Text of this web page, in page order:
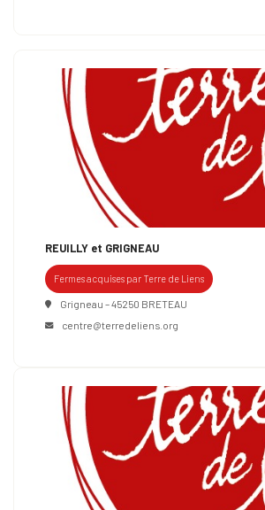
REUILLY et GRIGNEAU
Fermes acquises par Terre de Liens
Grigneau – 45250 BRETEAU
centre@terredeliens.org